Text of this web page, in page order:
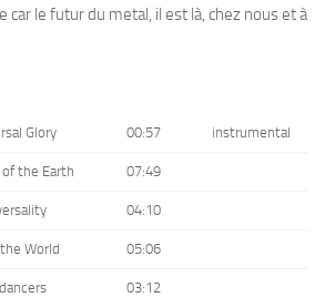
car le futur du metal, il est là, chez nous et à
Glory 00:57 instrumental
the Earth 07:49
04:10
World 05:06
03:12